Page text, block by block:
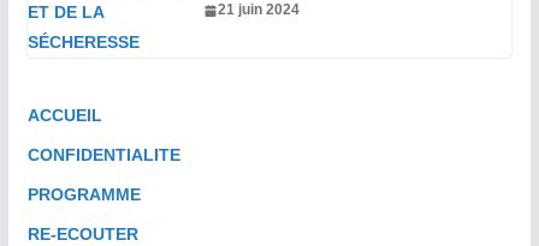
21 juin 2024
ACCUEIL
CONFIDENTIALITE
PROGRAMME
RE-ECOUTER